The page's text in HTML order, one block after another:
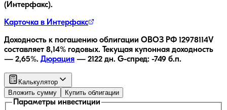
(Интерфакс).
Карточка в Интерфакс
Доходность к погашению облигации ОВОЗ РФ 12978114V
составляет 8,14% годовых. Текущая купонная доходность
— 2,65%. Дюрация — 2122 дн. G-спред: -749 б.п.
Калькулятор
Вложить сумму
Купить облигации
Параметры инвестиции